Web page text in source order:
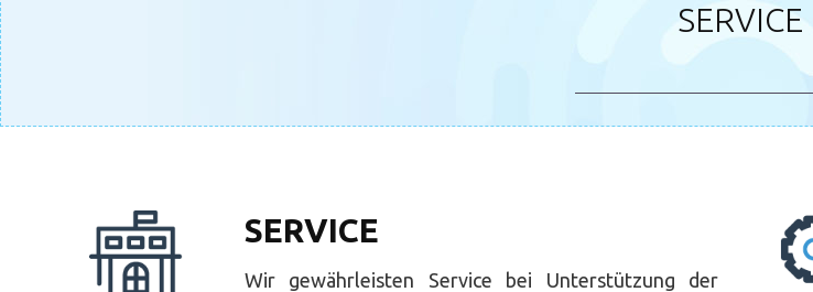
SERVICE
SERVICE
Wir gewährleisten Service bei Unterstützung der